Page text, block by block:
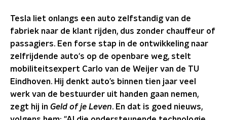
Tesla liet onlangs een auto zelfstandig van de
fabriek naar de klant rijden, dus zonder chauffeur of
passagiers. Een forse stap in de ontwikkeling naar
zelfrijdende auto's op de openbare weg, stelt
mobiliteitsexpert Carlo van de Weijer van de TU
Eindhoven. Hij denkt auto’s binnen tien jaar veel
werk van de bestuurder uit handen gaan nemen,
zegt hij in Geld of je Leven. En dat is goed nieuws,